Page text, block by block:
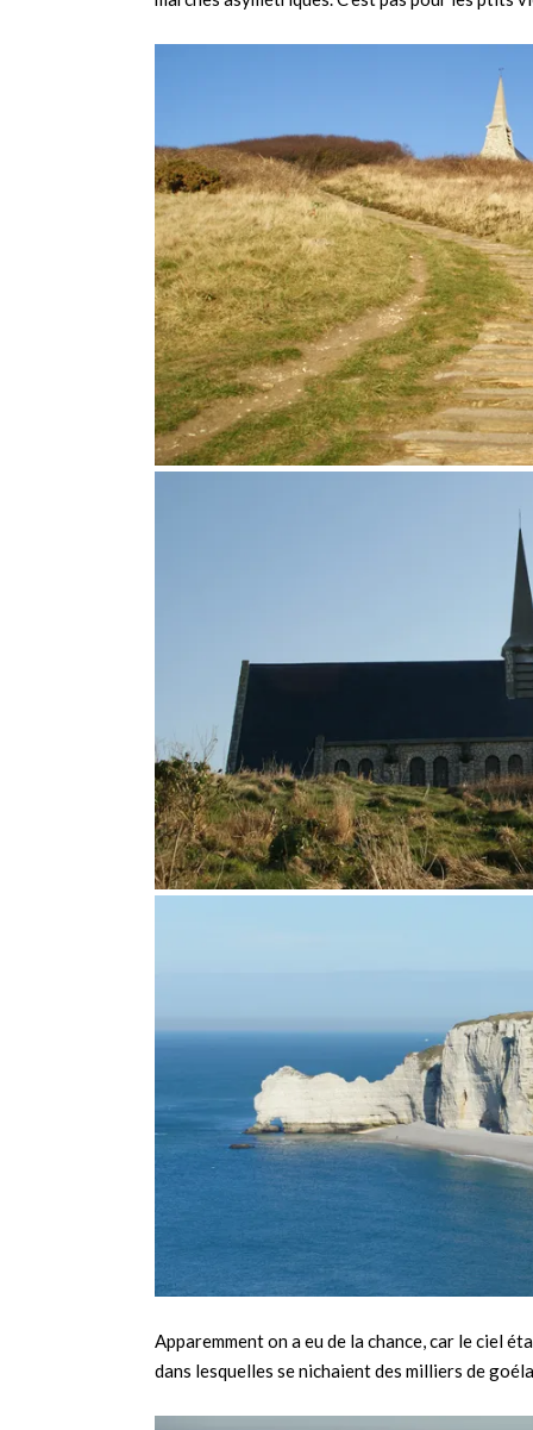
Apparemment on a eu de la chance, car le ciel
dans lesquelles se nichaient des milliers de